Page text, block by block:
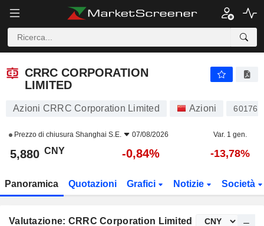
CRRC CORPORATION LIMITED
CRRC CORPORATION
LIMITED
Azioni CRRC Corporation Limited Azioni 601766
Prezzo di chiusura Shanghai S.E. 07/08/2026 Var. 1 gen.
5,880 CNY -0,84% -13,78%
Panoramica Quotazioni Grafici Notizie Società
Valutazione: CRRC Corporation Limited